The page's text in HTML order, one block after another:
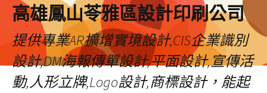
高雄鳳山苓雅區設計印刷公司
提供專業AR擴增實境設計,CIS企業識別
設計,DM海報傳單設計,平面設計,宣傳活
動,人形立牌,Logo設計,商標設計，能起